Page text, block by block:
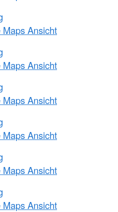
Ansicht
Ansicht
Ansicht
Ansicht
Ansicht
Ansicht